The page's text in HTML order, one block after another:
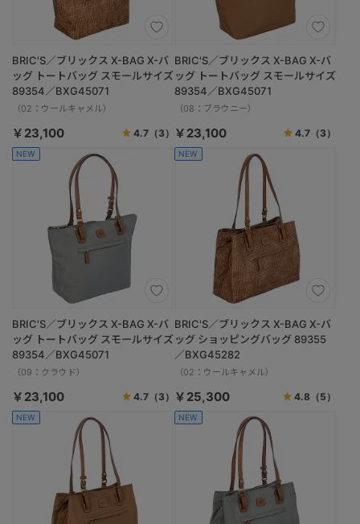
BRIC'S／ブリックス X-BAG X-バ
ッグ トートバッグ スモールサイズ
89354／BXG45071
（02：ウールキャメル）
￥23,100 4.7（3）
BRIC'S／ブリックス X-BAG X-バ
ッグ トートバッグ スモールサイズ
89354／BXG45071
（08：ブラウニー）
￥23,100 4.7 （3）
NEW
BRIC'S／ブリックス X-BAG X-バ
ッグ トートバッグ スモールサイズ
89354／BXG45071
（09：クラウド）
￥23,100 4.7（3）
NEW
BRIC'S／ブリックス X-BAG X-バ
ッグ ショッピングバッグ 89355
／BXG45282
（02：ウールキャメル）
￥25,300 4.8 （5）
NEW NEW